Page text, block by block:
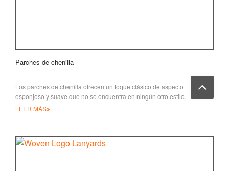
Parches de chenilla
Los parches de chenilla ofrecen un toque clásico de aspecto
esponjoso y suave que no se encuentra en ningún otro estilo.
Idealmente para decorar f
LEER MÁS